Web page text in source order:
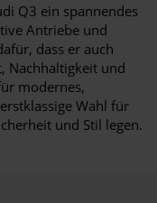
Q3 ein spannendes
Antriebe und
dass er auch
Nachhaltigkeit und
modernes,
Wahl für
und Stil legen.